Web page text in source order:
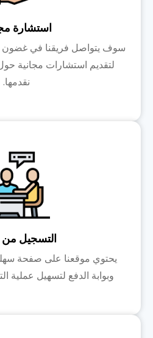
استشارة
سوف يتواصل فريقنا في غضون
لتقديم استشارات مجانية
نقدمها.
التسجيل من
يحتوي موقعنا على صفحة
وبوابة الدفع لتسهيل عملية